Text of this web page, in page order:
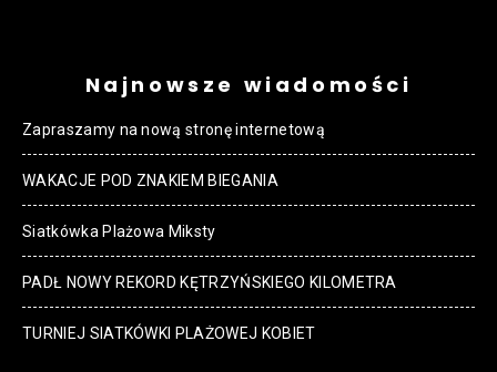
Najnowsze wiadomości
Zapraszamy na nową stronę internetową
WAKACJE POD ZNAKIEM BIEGANIA
Siatkówka Plażowa Miksty
PADŁ NOWY REKORD KĘTRZYŃSKIEGO KILOMETRA
TURNIEJ SIATKÓWKI PLAŻOWEJ KOBIET